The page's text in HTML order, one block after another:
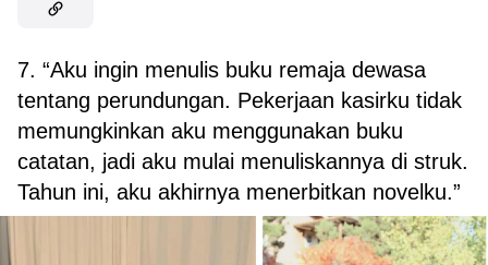
7. “Aku ingin menulis buku remaja dewasa
tentang perundungan. Pekerjaan kasirku tidak
memungkinkan aku menggunakan buku
catatan, jadi aku mulai menuliskannya di struk.
Tahun ini, aku akhirnya menerbitkan novelku.”